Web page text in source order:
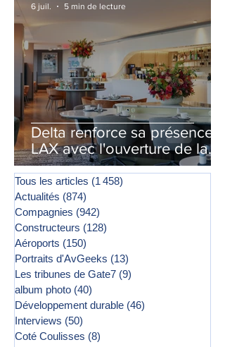
Delta renforce sa présence à
LAX avec l'ouverture de la
première phase d'un second
salon Delta One
6 juil.
5 min de lecture
Tous les articles (1 458)
Actualités (874)
Compagnies (942)
Constructeurs (128)
Aéroports (150)
Portraits d'AvGeeks (13)
Les tribunes de Gate7 (9)
album photo (40)
Développement durable (46)
Interviews (50)
Coté Coulisses (8)